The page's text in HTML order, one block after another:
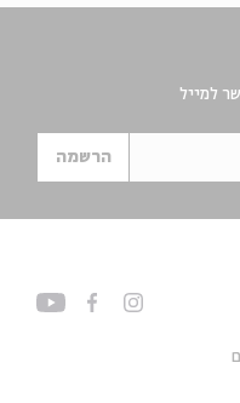
למייל
הרשמה